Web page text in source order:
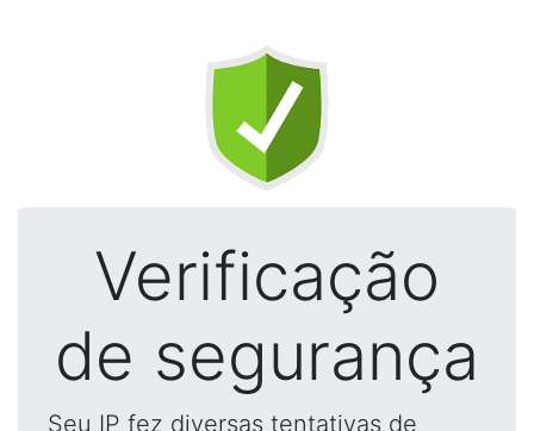
Verificação
de segurança
Seu IP fez diversas tentativas de